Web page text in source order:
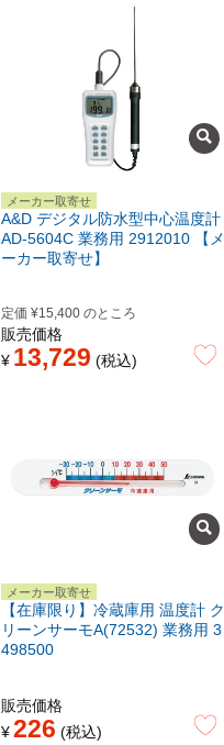
メーカー取寄せ
A&D デジタル防水型中心温度計
AD-5604C 業務用 2912010 【メ
ーカー取寄せ】
定価 ¥15,400 のところ
販売価格
¥ 13,729 税込
メーカー取寄せ
【在庫限り】冷蔵庫用 温度計 ク
リーンサーモA(72532) 業務用 3
498500
販売価格
¥ 226 税込